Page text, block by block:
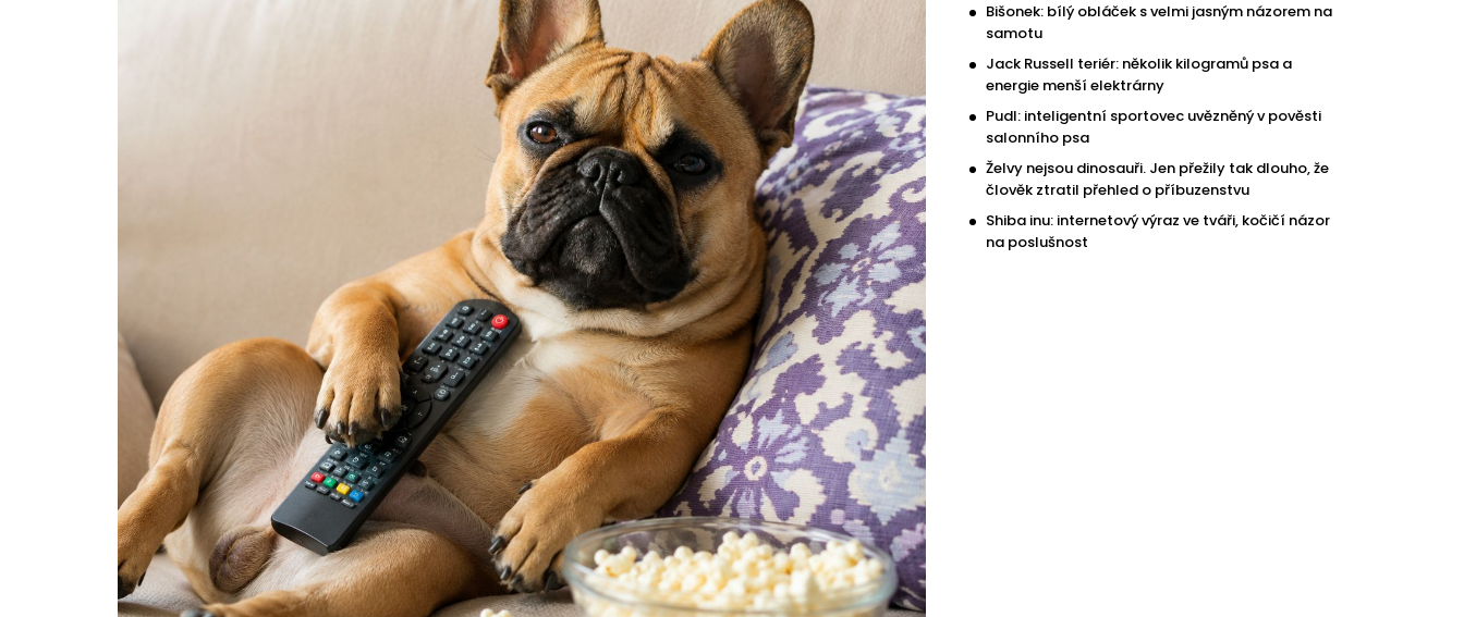
Bišonek: bílý obláček s velmi jasným názorem na
samotu
Jack Russell teriér: několik kilogramů psa a
energie menší elektrárny
Pudl: inteligentní sportovec uvězněný v pověsti
salonního psa
Želvy nejsou dinosauři. Jen přežily tak dlouho, že
člověk ztratil přehled o příbuzenstvu
Shiba inu: internetový výraz ve tváři, kočičí názor
na poslušnost